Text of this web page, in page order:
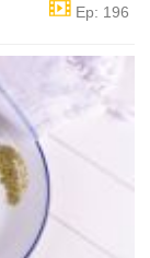
Ep: 196